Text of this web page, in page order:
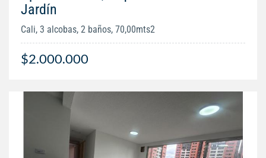
Jardín
Cali, 3 alcobas, 2 baños, 70,00mts2
$2.000.000